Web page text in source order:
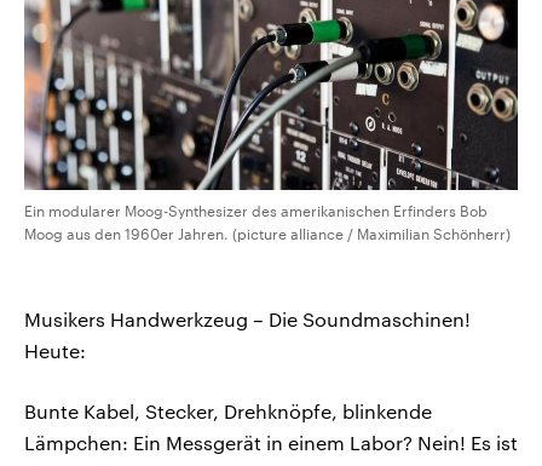
Ein modularer Moog-Synthesizer des amerikanischen Erfinders Bob
Moog aus den 1960er Jahren. (picture alliance / Maximilian Schönherr)
Musikers Handwerkzeug – Die Soundmaschinen!
Heute:
Bunte Kabel, Stecker, Drehknöpfe, blinkende
Lämpchen: Ein Messgerät in einem Labor? Nein! Es ist